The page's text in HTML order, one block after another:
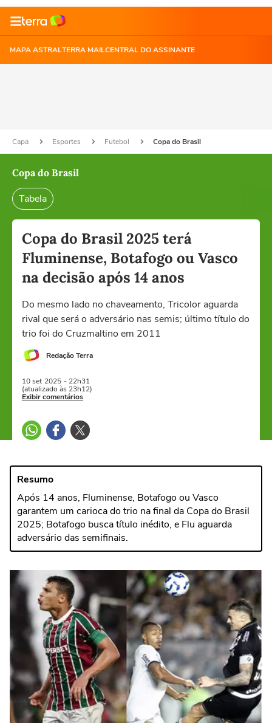
MAPA ASTRALTERRA MAILCENTRAL DO ASSINANTE
Capa Esportes Futebol Copa do Brasil
Copa do Brasil
Tabela
Copa do Brasil 2025 terá
Fluminense, Botafogo ou Vasco
na decisão após 14 anos
Do mesmo lado no chaveamento, Tricolor aguarda
rival que será o adversário nas semis; último título do
trio foi do Cruzmaltino em 2011
Redação Terra
10 set 2025 - 22h31
(atualizado às 23h12)
Exibir comentários
Resumo
Após 14 anos, Fluminense, Botafogo ou Vasco
garantem um carioca do trio na final da Copa do Brasil
2025; Botafogo busca título inédito, e Flu aguarda
adversário das semifinais.